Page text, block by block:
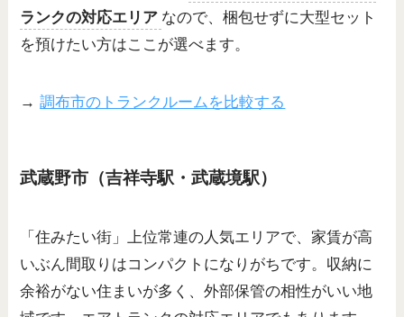
ランクの対応エリア なので、梱包せずに大型セット
を預けたい方はここが選べます。
→調布市のトランクルームを比較する
武蔵野市（吉祥寺駅・武蔵境駅）
「住みたい街」上位常連の人気エリアで、家賃が高
いぶん間取りはコンパクトになりがちです。収納に
余裕がない住まいが多く、外部保管の相性がいい地